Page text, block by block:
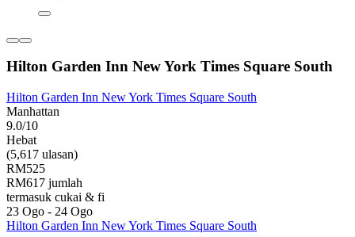
Hilton Garden Inn New York Times Square South
Hilton Garden Inn New York Times Square South
Manhattan
9.0/10
Hebat
(5,617 ulasan)
RM525
RM617 jumlah
termasuk cukai & fi
23 Ogo - 24 Ogo
Hilton Garden Inn New York Times Square South